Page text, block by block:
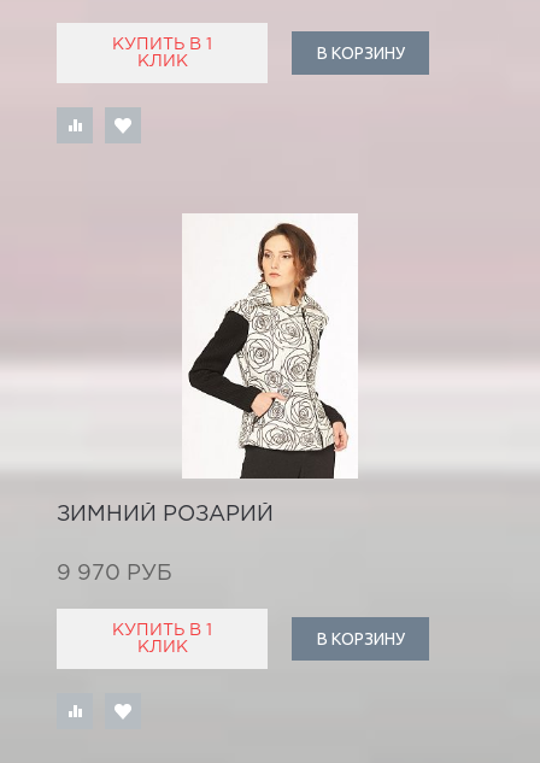
КУПИТЬ В 1
КЛИК
В КОРЗИНУ
ЗИМНИЙ РОЗАРИЙ
9 970 РУБ
КУПИТЬ В 1
КЛИК
В КОРЗИНУ